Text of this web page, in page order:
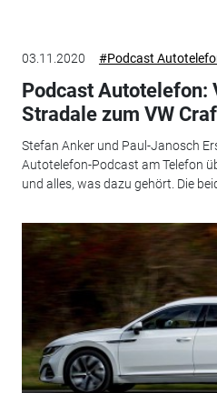
03.11.2020 #Podcast
Podcast Autotelefon:
Stradale zum VW
Stefan Anker und Paul-Janosch
Autotelefon-Podcast am Telefon
und alles, was dazu gehört. Die